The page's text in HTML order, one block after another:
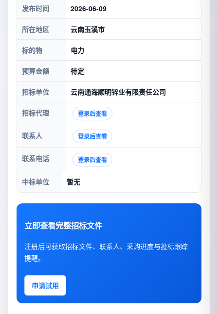
发布时间 2026-06-09
所在地区 云南玉溪市
标的物 电力
预算金额 待定
招标单位 云南通海顺明锌业有限责任公司
招标代理 登录后查看
联系人 登录后查看
联系电话 登录后查看
中标单位 暂无
立即查看完整招标文件
注册后可获取招标文件、联系人、采购进度与投标跟踪
提醒。
申请试用